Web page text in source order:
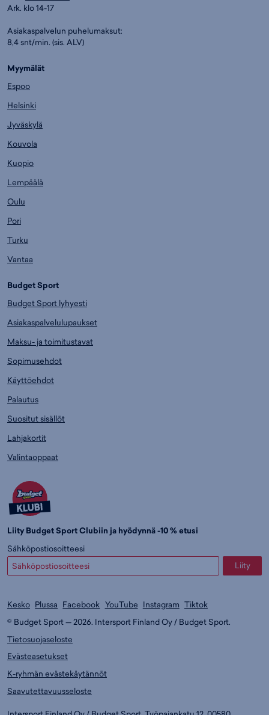
Ark. klo 14-17
Asiakaspalvelun puhelumaksut:
8,4 snt/min. (sis. ALV)
Myymälät
Espoo
Helsinki
Jyväskylä
Kouvola
Kuopio
Lempäälä
Oulu
Pori
Turku
Vantaa
Budget Sport
Budget Sport lyhyesti
Asiakaspalvelulupaukset
Maksu- ja toimitustavat
Sopimusehdot
Käyttöehdot
Palautus
Suositut sisällöt
Lahjakortit
Valintaoppaat
Liity Budget Sport Clubiin ja hyödynnä -10 % etusi
Sähköpostiosoitteesi
Liity
Kesko Plussa Facebook YouTube Instagram Tiktok
© Budget Sport — 2026. Intersport Finland Oy / Budget Sport.
Tietosuojaseloste
Evästeasetukset
K-ryhmän evästekäytännöt
Saavutettavuusseloste